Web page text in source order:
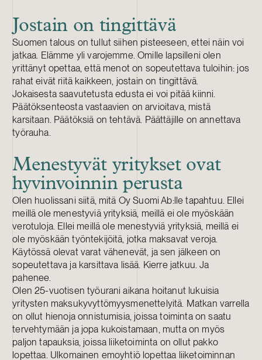
Jostain on tingittävä
Suomen talous on tullut siihen pisteeseen, ettei näin voi
jatkaa. Elämme yli varojemme. Omille lapsilleni olen
yrittänyt opettaa, että menot on sopeutettava tuloihin: jos
rahat eivät riitä kaikkeen, jostain on tingittävä.
Jokaisesta saavutetusta edusta ei voi pitää kiinni.
Päätöksenteosta vastaavien on arvioitava, mistä
karsitaan. Päätöksiä on tehtävä. Päättäjille on annettava
työrauha.
Menestyvät yritykset ovat
hyvinvoinnin perusta
Olen huolissani siitä, mitä Oy Suomi Ab:lle tapahtuu. Ellei
meillä ole menestyviä yrityksiä, meillä ei ole myöskään
verotuloja. Ellei meillä ole menestyviä yrityksiä, meillä ei
ole myöskään työntekijöitä, jotka maksavat veroja.
Käytössä olevat varat vähenevät, ja sen jälkeen on
sopeutettava ja karsittava lisää. Kierre jatkuu. Ja
pahenee.
Olen 25-vuotisen työurani aikana hoitanut lukuisia
yritysten maksukyvyttömyysmenettelyitä. Matkan varrella
on ollut hienoja onnistumisia, joissa toiminta on saatu
tervehtymään ja jopa kukoistamaan, mutta on myös
paljon tapauksia, joissa liiketoiminta on ollut pakko
lopettaa. Ulkomainen emoyhtiö lopettaa liiketoiminnan